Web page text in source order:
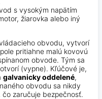
s vysokým napätím
žiarovka alebo iný
obvodu, vytvorí
pritiahne malú kovovú
obvode. Tým sa
(vypne). Kľúčové je,
galvanicky oddelené,
obvodu sa nikdy
zaručuje bezpečnosť.